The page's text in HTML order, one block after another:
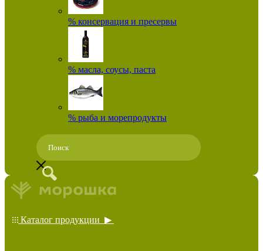
% консервация и пресервы
% масла, соусы, паста
% рыба и морепродукты
Каталог продукции ▶